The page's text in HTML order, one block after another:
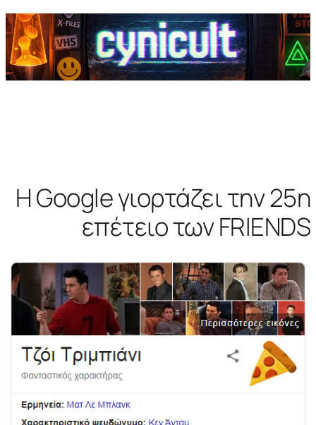
Η Google γιορτάζει την 25η
επέτειο των FRIENDS